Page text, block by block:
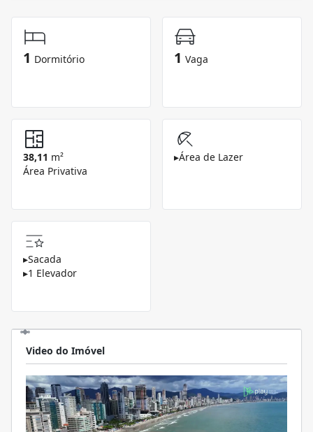
1 Dormitório 1 Vaga
38,11 m²
Área Privativa
▸Área de Lazer
▸Sacada
▸1 Elevador
Video do Imóvel